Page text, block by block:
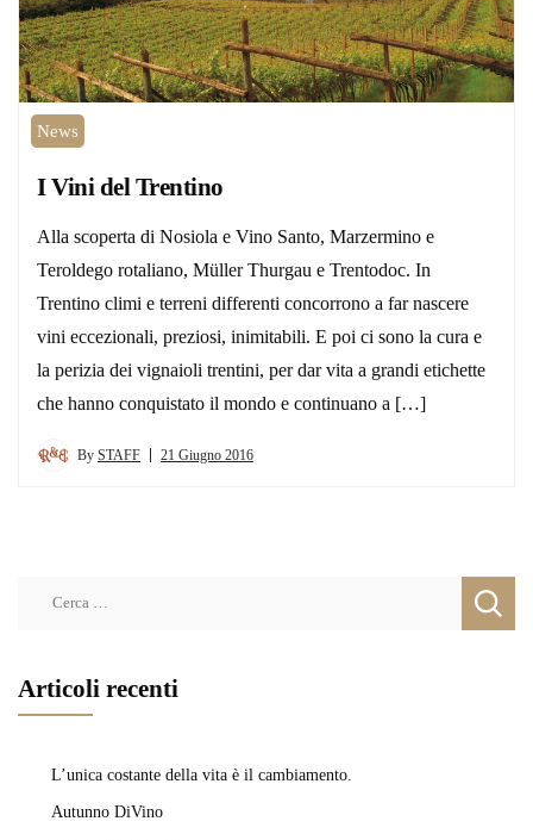
News
I Vini del Trentino
Alla scoperta di Nosiola e Vino Santo, Marzermino e
Teroldego rotaliano, Müller Thurgau e Trentodoc. In
Trentino climi e terreni differenti concorrono a far nascere
vini eccezionali, preziosi, inimitabili. E poi ci sono la cura e
la perizia dei vignaioli trentini, per dar vita a grandi etichette
che hanno conquistato il mondo e continuano a […]
By STAFF 21 Giugno 2016
Articoli recenti
L’unica costante della vita è il cambiamento.
Autunno DiVino